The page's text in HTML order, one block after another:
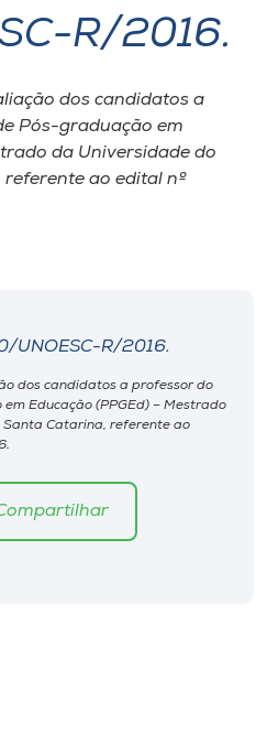
R/2016.
dos candidatos a
Pós-graduação em
da Universidade do
referente ao edital nº
UNOESC-R/2016.
dos candidatos a professor do
Educação (PPGEd) – Mestrado
Catarina, referente ao